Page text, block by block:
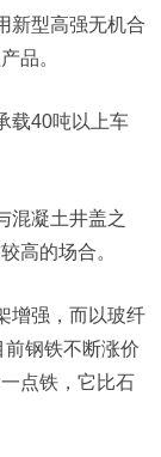
型高强无机合
品。
40吨以上车
凝土井盖之
高的场合。
强，而以玻纤
钢铁不断涨价
点铁，它比石